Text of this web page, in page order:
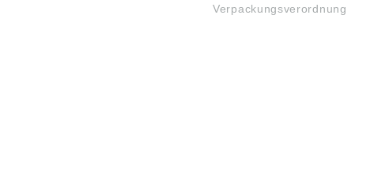
Verpackungsverordnung